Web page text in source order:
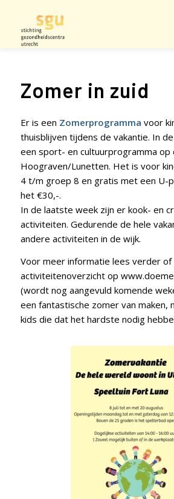
Zomer in zuid
Er is een Zomerprogramma voor
thuisblijven tijdens de vakantie. In
een sport- en cultuurprogramma op
Hoograven/Lunetten. Het is voor
4 t/m groep 8 en gratis met een U-
het €30,-.
In de laatste week zijn er kook- en
activiteiten. Gedurende de hele
andere activiteiten in de wijk.
Voor meer informatie lees verder of
activiteitenoverzicht op
(wordt nog aangevuld komende
een fantastische zomer van maken,
kids die dat het hardste nodig